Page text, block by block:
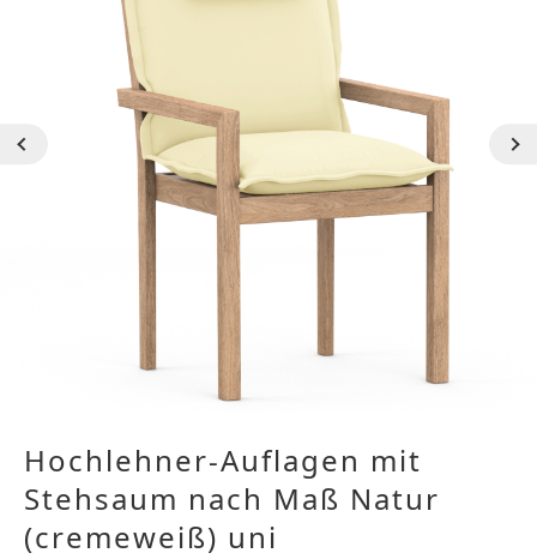
Hochlehner-Auflagen mit
Stehsaum nach Maß Natur
(cremeweiß) uni